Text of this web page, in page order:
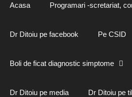
Acasa Programari -scretariat,
Dr Ditoiu pe facebook Pe CSID
Boli de ficat diagnostic simptome
Dr Ditoiu pe media Dr Ditoiu pe